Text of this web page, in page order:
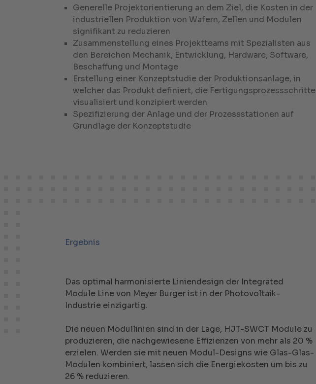
Generelle Projektorientierung an dem Ziel, die Kosten in der
industriellen Produktion von Wafern, Zellen und Modulen
signifikant zu reduzieren
Zusammenstellung eines Projektteams mit Spezialisten aus
den Bereichen Mechanik, Entwicklung, Hardware, Software,
Beschaffung und Montage
Erstellung einer Konzeptstudie der Produktionsanlage, in
welcher das Produkt definiert, die Fertigungsprozessschritte
visualisiert und konzipiert werden
Spezifizierung der Anlage und der Prozessstationen auf
Grundlage der Konzeptstudie
Ergebnis
Das optimal harmonisierte Liniendesign der Integrated
Module Line von Meyer Burger ist in der Photovoltaik-
Industrie einzigartig.
Die neuen Modullinien sind in der Lage, HJT-SWCT Module zu
produzieren, die nachgewiesene Effizienzen von mehr als 20 %
erzielen. Werden sie mit neuen Modul-Designs wie Glas-Glas-
Modulen kombiniert, lassen sich die Energiekosten um bis zu
26 % reduzieren.